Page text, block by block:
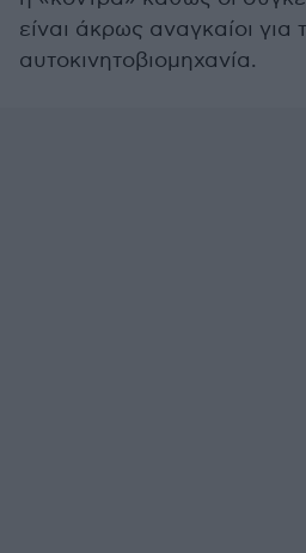
είναι άκρως αναγκαίοι για
αυτοκινητοβιομηχανία.